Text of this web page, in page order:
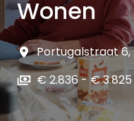
Wonen
Portugalstraat 6,
€ 2.836 - €